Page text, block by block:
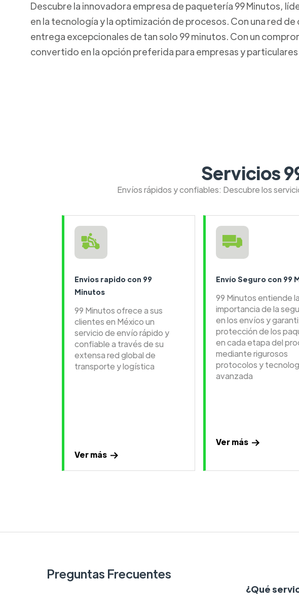
Descubre la innovadora empresa de paquetería 99 Minutos,
en la tecnología y la optimización de procesos. Con una red
entrega excepcionales de tan solo 99 minutos. Con un
convertido en la opción preferida para empresas y
Servicios
Envíos rápidos y confiables: Descubre los
Envios rapido con 99
Minutos
99 Minutos ofrece a sus
clientes en México un
servicio de envío rápido y
confiable a través de su
extensa red global de
transporte y logística
Ver más
Envío Seguro con 99
99 Minutos entiende la
importancia de la
en los envíos y
protección de los
en cada etapa del
mediante rigurosos
protocolos y
avanzada
Ver más
Preguntas Frecuentes
¿Qué